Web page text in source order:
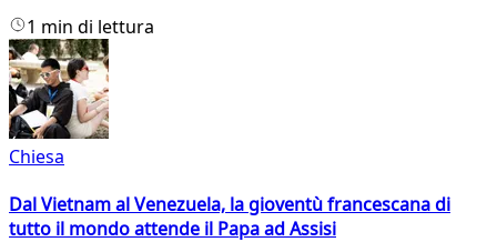
1 min di lettura
Chiesa
Dal Vietnam al Venezuela, la gioventù francescana di
tutto il mondo attende il Papa ad Assisi